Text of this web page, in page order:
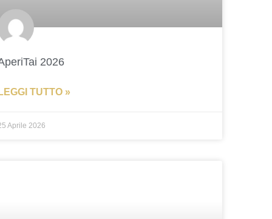
2026
TUTTO »
Aprile 2026